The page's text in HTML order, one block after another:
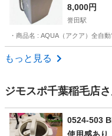
8,000円
誉田駅
・商品名 : AQUA（アクア）全自
千葉 市原市
もっと見る
ジモスポ千葉稲毛店
0524-503